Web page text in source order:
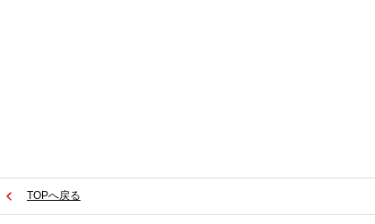
TOPへ戻る